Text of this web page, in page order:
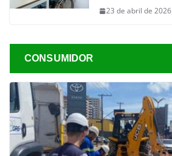
23 de abril de 2026
CONSUMIDOR